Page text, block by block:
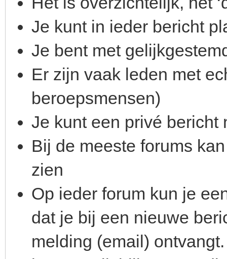
Je kunt in ieder bericht
Je bent met
Er zijn vaak leden met
beroepsmensen)
Je kunt een privé bericht
Bij de meeste forums
zien
Op ieder forum kun je
dat je bij een nieuwe
melding (email)